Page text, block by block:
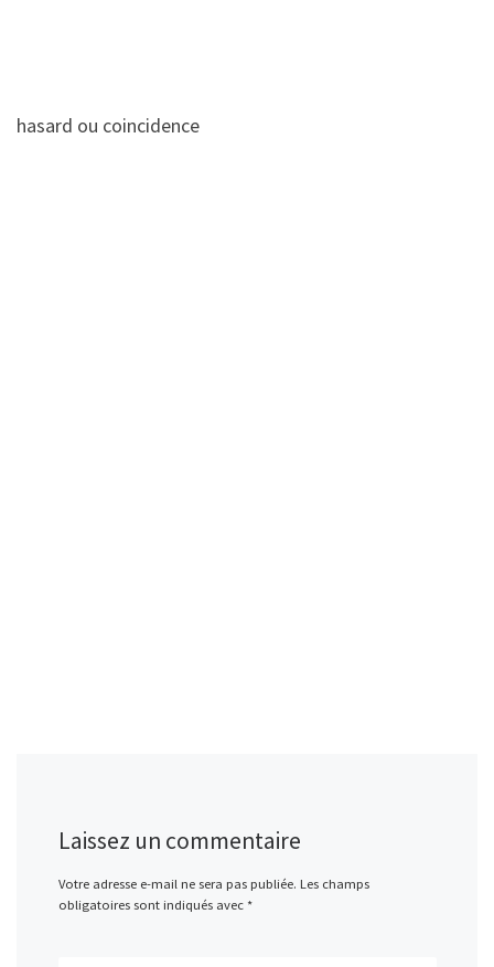
hasard ou coincidence
Laissez un commentaire
Votre adresse e-mail ne sera pas publiée. Les champs
obligatoires sont indiqués avec *